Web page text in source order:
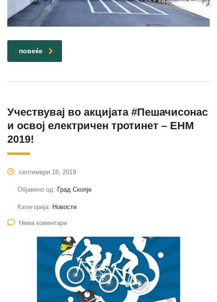
повеќе
Учествувај во акцијата #Пешачисонас
и освој електричен тротинет – ЕНМ
2019!
септември 18, 2019
Објавено од: Град Скопје
Категорија: Новости
Нема коментари